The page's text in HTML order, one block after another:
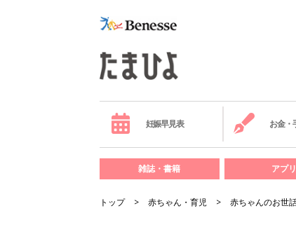
妊娠早見表 お金・
雑誌・書籍 アプリ
トップ 赤ちゃん・育児 赤ちゃんのお世